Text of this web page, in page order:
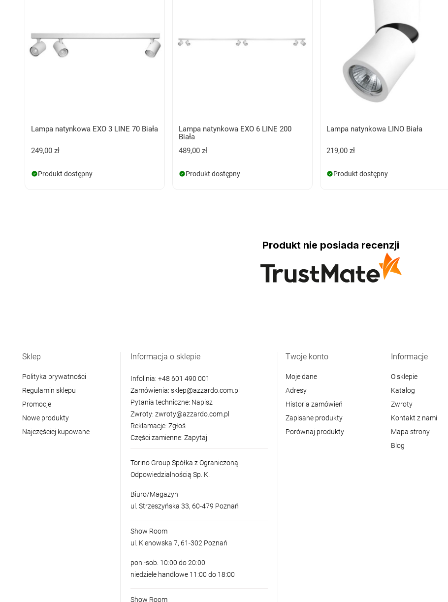
Lampa natynkowa EXO 3 LINE 70 Biała
249,00 zł
Produkt dostępny
Lampa natynkowa EXO 6 LINE 200
Biała
489,00 zł
Produkt dostępny
Lampa natynkowa LINO Biała
219,00 zł
Produkt dostępny
Produkt nie posiada recenzji
Sklep
Polityka prywatności
Regulamin sklepu
Promocje
Nowe produkty
Najczęściej kupowane
Informacja o sklepie
Infolinia: +48 601 490 001
Zamówienia: sklep@azzardo.com.pl
Pytania techniczne: Napisz
Zwroty: zwroty@azzardo.com.pl
Reklamacje: Zgłoś
Części zamienne: Zapytaj
Torino Group Spółka z Ograniczoną
Odpowiedzialnością Sp. K.
Biuro/Magazyn
ul. Strzeszyńska 33, 60-479 Poznań
Show Room
ul. Klenowska 7, 61-302 Poznań
pon.-sob. 10:00 do 20:00
niedziele handlowe 11:00 do 18:00
Show Room
Twoje konto
Moje dane
Adresy
Historia zamówień
Zapisane produkty
Porównaj produkty
Informacje
O sklepie
Katalog
Zwroty
Kontakt z nami
Mapa strony
Blog